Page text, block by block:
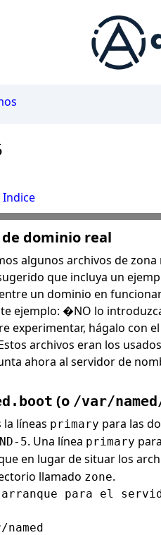
Indice
dominio real
algunos archivos de zona
que incluya un
un dominio en
ejemplo: �NO lo
experimentar, hágalo con
archivos eran los
ahora al servidor de
(o /var/
líneas primary para las
5. Una línea primary
en lugar de situar los
llamado zone.
para el